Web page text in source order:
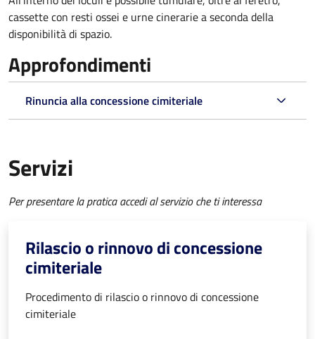
cassette con resti ossei e urne cinerarie a seconda della
disponibilità di spazio.
Approfondimenti
Rinuncia alla concessione cimiteriale
Servizi
Per presentare la pratica accedi al servizio che ti interessa
Rilascio o rinnovo di concessione
cimiteriale
Procedimento di rilascio o rinnovo di concessione
cimiteriale